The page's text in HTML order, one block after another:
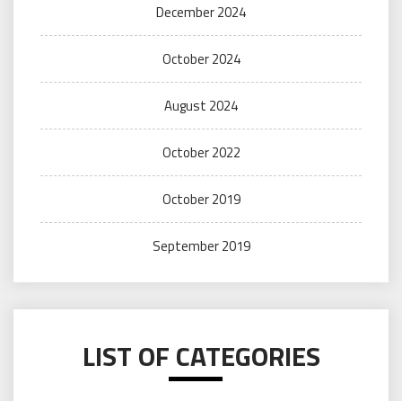
December 2024
October 2024
August 2024
October 2022
October 2019
September 2019
LIST OF CATEGORIES